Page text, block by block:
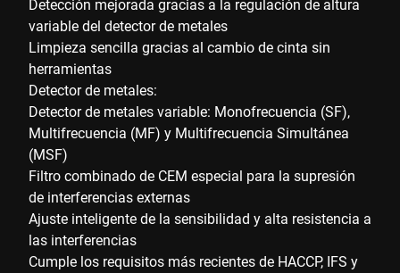
Detección mejorada gracias a la regulación de altura
variable del detector de metales
Limpieza sencilla gracias al cambio de cinta sin
herramientas
Detector de metales:
Detector de metales variable: Monofrecuencia (SF),
Multifrecuencia (MF) y Multifrecuencia Simultánea
(MSF)
Filtro combinado de CEM especial para la supresión
de interferencias externas
Ajuste inteligente de la sensibilidad y alta resistencia a
las interferencias
Cumple los requisitos más recientes de HACCP, IFS y